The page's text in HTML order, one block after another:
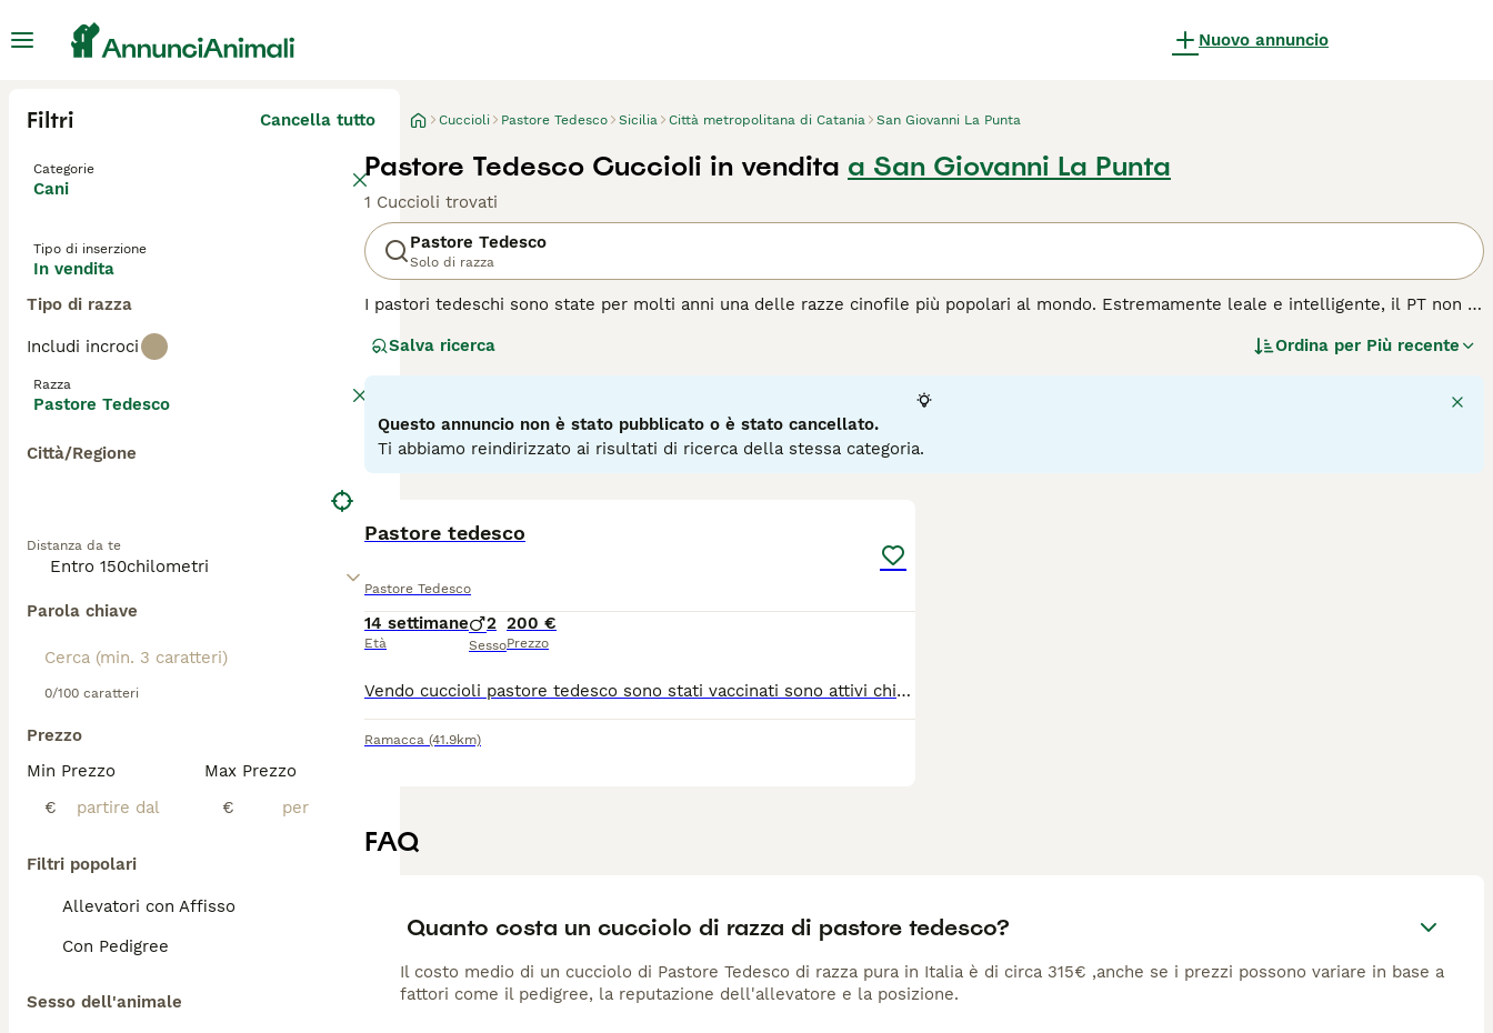
Nuovo annuncio
Filtri Cancella tutto
Categorie
Cani
Tipo di inserzione
In vendita
Tipo di razza
Includi incroci
Razza
Pastore Tedesco
Città/Regione
Distanza da te
Parola chiave
0/100 caratteri
Prezzo
Min Prezzo
€
Max Prezzo
€
Filtri popolari
Allevatori con Affisso
Con Pedigree
Sesso dell'animale
Cuccioli Pastore Tedesco Sicilia Città metropolitana di Catania San Giovanni La Punta
Pastore Tedesco Cuccioli in vendita a San Giovanni La Punta
1 Cuccioli trovati
Pastore Tedesco
Solo di razza
I pastori tedeschi sono state per molti anni una delle razze cinofile più popolari al mondo. Estremamente leale e intelligente, il PT non è
stata utilizzata dalle forze di polizia in molti paesi e ha svolto anche un ruolo importante nell'esercito grazie a doti quali intelligenza,
Leggi lanostra pagina di consigli sul Pastore Tedescoper informazioni su questa razza di cane.
Salva ricerca Ordina per Più recente
Questo annuncio non è stato pubblicato o è stato cancellato.
Ti abbiamo reindirizzato ai risultati di ricerca della stessa categoria.
Pastore tedesco
Pastore Tedesco
14 settimane
Età
2
Sesso
200 €
Prezzo
Vendo cuccioli pastore tedesco sono stati vaccinati sono attivi chiamare non perdi tempo solo gente interessata
Ramacca (41.9km)
FAQ
Quanto costa un cucciolo di razza di pastore tedesco?
Il costo medio di un cucciolo di Pastore Tedesco di razza pura in Italia è di circa 315€ ,anche se i prezzi possono variare in base a
fattori come il pedigree, la reputazione dell'allevatore e la posizione.